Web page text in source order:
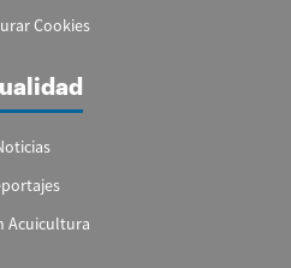
Cookies
Acuicultura